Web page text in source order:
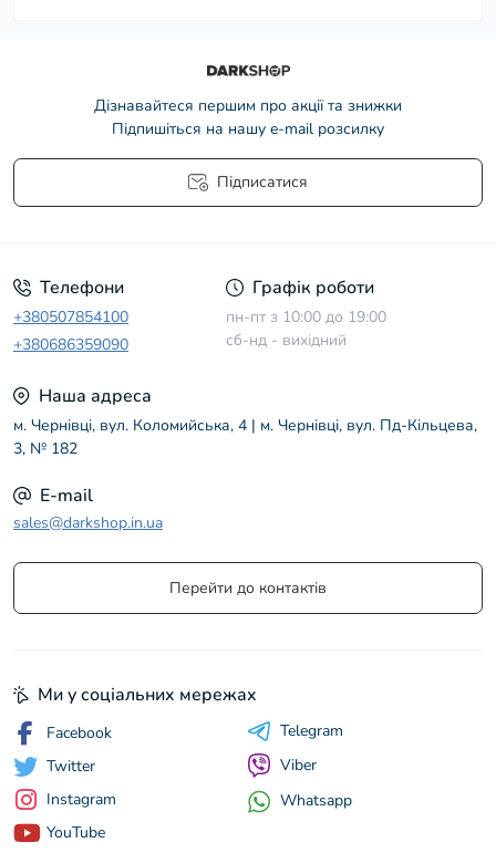
Дізнавайтеся першим про акції та знижки
Підпишіться на нашу e-mail розсилку
Підписатися
Телефони
+380507854100
+380686359090
Графік роботи
пн-пт з 10:00 до 19:00
сб-нд - вихідний
Наша адреса
м. Чернівці, вул. Коломийська, 4 | м. Чернівці, вул. Пд-Кільцева,
3, № 182
E-mail
sales@darkshop.in.ua
Перейти до контактів
Ми у соціальних мережах
Facebook
Twitter
Instagram
YouTube
Telegram
Viber
Whatsapp